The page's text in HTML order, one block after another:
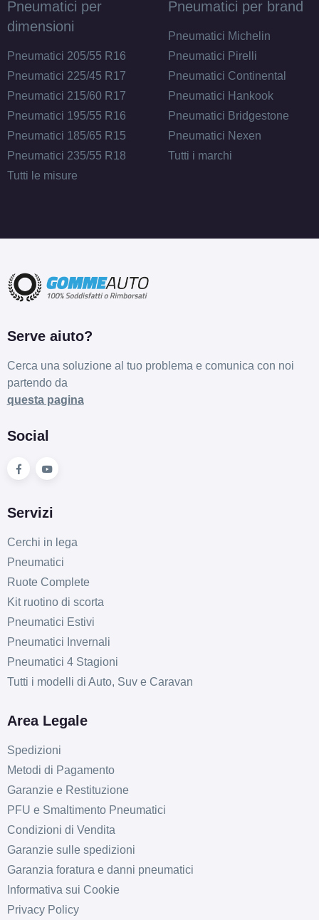
Pneumatici per
dimensioni
Pneumatici 205/55 R16
Pneumatici 225/45 R17
Pneumatici 215/60 R17
Pneumatici 195/55 R16
Pneumatici 185/65 R15
Pneumatici 235/55 R18
Tutti le misure
Pneumatici per brand
Pneumatici Michelin
Pneumatici Pirelli
Pneumatici Continental
Pneumatici Hankook
Pneumatici Bridgestone
Pneumatici Nexen
Tutti i marchi
Serve aiuto?
Cerca una soluzione al tuo problema e comunica con noi
partendo da
questa pagina
Social
Servizi
Cerchi in lega
Pneumatici
Ruote Complete
Kit ruotino di scorta
Pneumatici Estivi
Pneumatici Invernali
Pneumatici 4 Stagioni
Tutti i modelli di Auto, Suv e Caravan
Area Legale
Spedizioni
Metodi di Pagamento
Garanzie e Restituzione
PFU e Smaltimento Pneumatici
Condizioni di Vendita
Garanzie sulle spedizioni
Garanzia foratura e danni pneumatici
Informativa sui Cookie
Privacy Policy